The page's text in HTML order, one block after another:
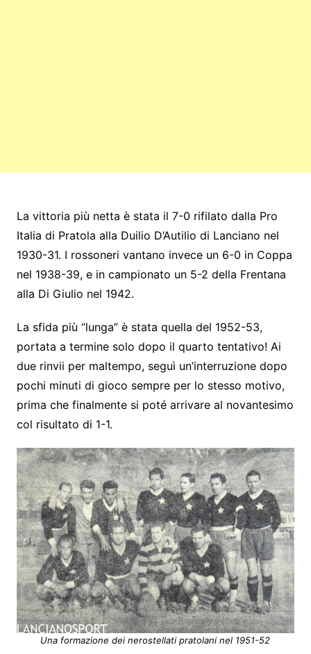
La vittoria più netta è stata il 7-0 rifilato dalla Pro
Italia di Pratola alla Duilio D’Autilio di Lanciano nel
1930-31. I rossoneri vantano invece un 6-0 in Coppa
nel 1938-39, e in campionato un 5-2 della Frentana
alla Di Giulio nel 1942.
La sfida più “lunga” è stata quella del 1952-53,
portata a termine solo dopo il quarto tentativo! Ai
due rinvii per maltempo, seguì un’interruzione dopo
pochi minuti di gioco sempre per lo stesso motivo,
prima che finalmente si poté arrivare al novantesimo
col risultato di 1-1.
Una formazione dei nerostellati pratolani nel 1951-52